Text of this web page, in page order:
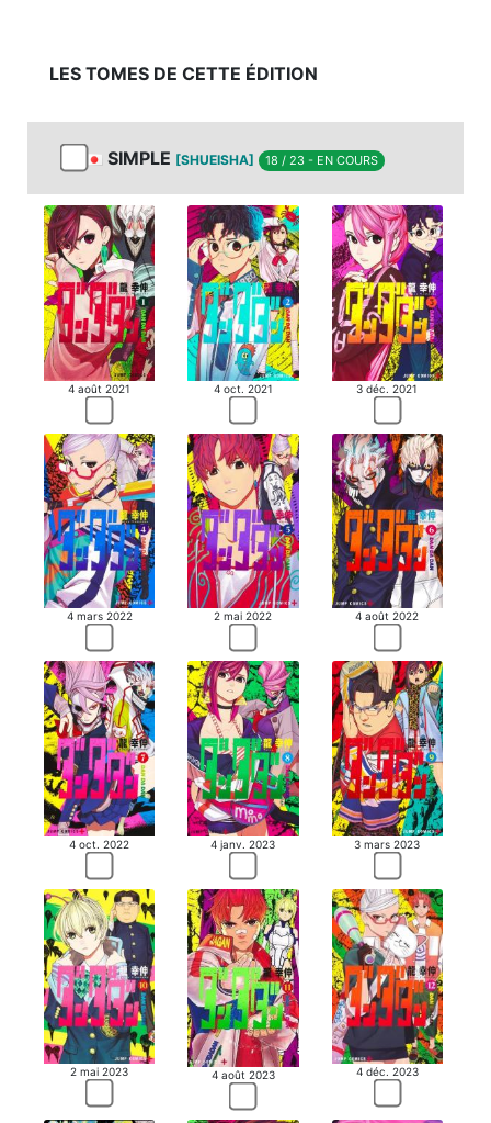
LES TOMES DE CETTE ÉDITION
SIMPLE [SHUEISHA] 18 / 23 - EN COURS
4 août 2021 4 oct. 2021 3 déc. 2021
4 mars 2022 2 mai 2022 4 août 2022
4 oct. 2022 4 janv. 2023 3 mars 2023
2 mai 2023 4 août 2023 4 déc. 2023